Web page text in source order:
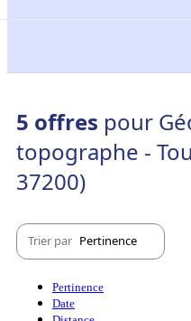
5 offres pour
topographe -
37200)
Trier par Pertinence
Pertinence
Date